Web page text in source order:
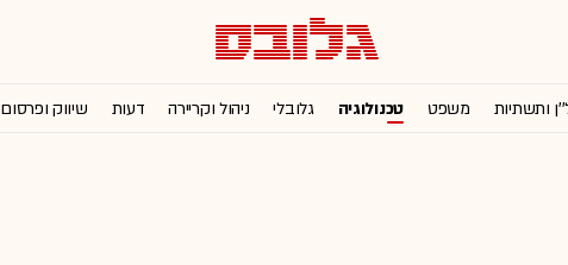
ותשתיות משפט טכנולוגיה גלובלי ניהול וקריירה דעות שיווק ופרסום